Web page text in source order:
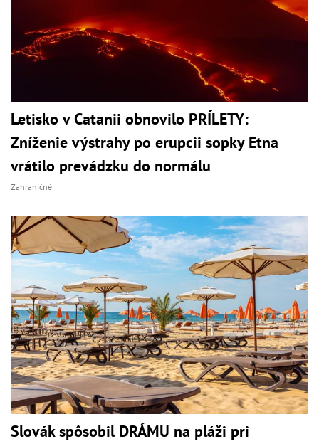
Letisko v Catanii obnovilo PRÍLETY:
Zníženie výstrahy po erupcii sopky Etna
vrátilo prevádzku do normálu
Zahraničné
Slovák spôsobil DRÁMU na pláži pri